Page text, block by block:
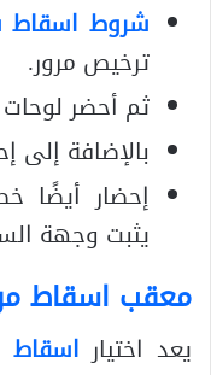
شروط اسقاط
ترخيص مرور.
ثم أحضر
بالإضافة إلى
إحضار أيضًا
يثبت وجهة
معقب اسقاط
يعد اختيار اسقاط